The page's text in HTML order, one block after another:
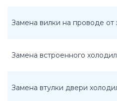
Замена вилки на проводе от
Замена встроенного
Замена втулки двери